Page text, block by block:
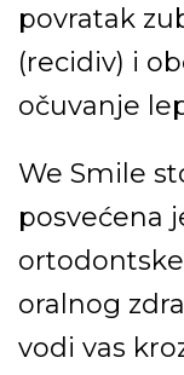
povratak
(recidiv) i
očuvanje
We Smile
posvećena
oralnog
vodi vas